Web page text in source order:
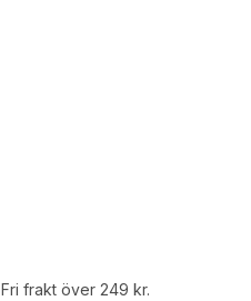
Fri frakt över 249 kr.